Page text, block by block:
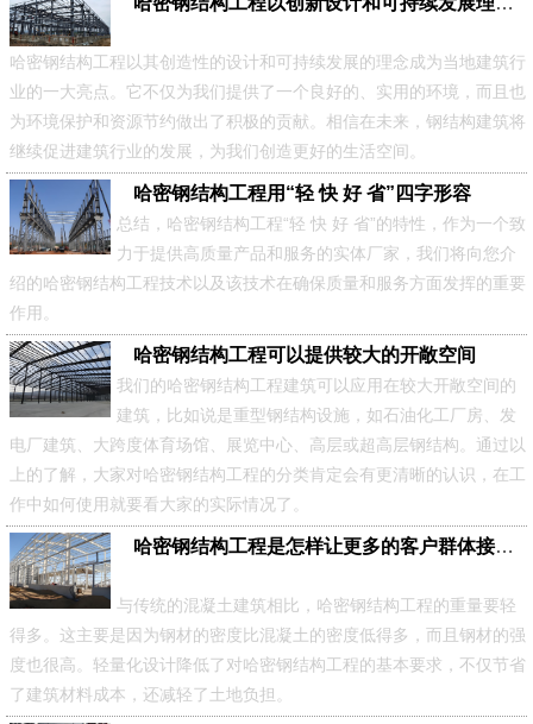
哈密钢结构工程以其创造性的设计和可持续发展的理念成为当地建筑行
业的一大亮点。它不仅为我们提供了一个良好的、实用的环境，而且也
为环境保护和资源节约做出了积极的贡献。相信在未来，钢结构建筑将
继续促进建筑行业的发展，为我们创造更好的生活空间。
哈密钢结构工程用“轻 快 好 省”四字形容
总结，​哈密钢结构工程“轻 快 好 省”的特性，作为一个致
力于提供高质量产品和服务的实体厂家，我们将向您介
绍的哈密钢结构工程技术以及该技术在确保质量和服务方面发挥的重要
作用。
哈密钢结构工程可以提供较大的开敞空间
我们的哈密钢结构工程建筑可以应用在较大开敞空间的
建筑，比如说是重型钢结构设施，如石油化工厂房、发
电厂建筑、大跨度体育场馆、展览中心、高层或超高层钢结构。通过以
上的了解，大家对哈密钢结构工程的分类肯定会有更清晰的认识，在工
作中如何使用就要看大家的实际情况了。
哈密钢结构工程是怎样让更多的客户群体接受它的
与传统的混凝土建筑相比，哈密钢结构工程的重量要轻
得多。这主要是因为钢材的密度比混凝土的密度低得多，而且钢材的强
度也很高。轻量化设计降低了对哈密钢结构工程的基本要求，不仅节省
了建筑材料成本，还减轻了土地负担。